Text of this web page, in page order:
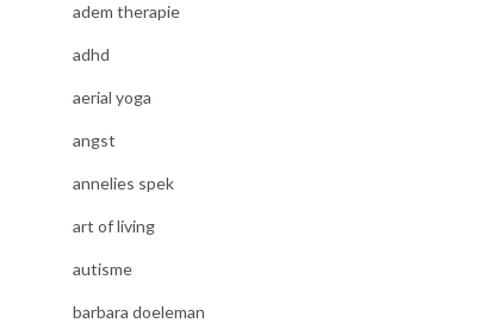
adem therapie
adhd
aerial yoga
angst
annelies spek
art of living
autisme
barbara doeleman